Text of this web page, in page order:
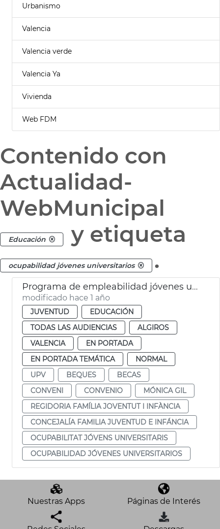
Urbanismo
Valencia
Valencia verde
Valencia Ya
Vivienda
Web FDM
Contenido con
Actualidad-
WebMunicipal
Educación y etiqueta
ocupabilidad jóvenes universitarios .
Programa de empleabilidad jóvenes universitarios UPV
modificado hace 1 año
JUVENTUD
EDUCACIÓN
TODAS LAS AUDIENCIAS
ALGIROS
VALENCIA
EN PORTADA
EN PORTADA TEMÁTICA
NORMAL
UPV
BEQUES
BECAS
CONVENI
CONVENIO
MÓNICA GIL
REGIDORIA FAMÍLIA JOVENTUT I INFÀNCIA
CONCEJALÍA FAMILIA JUVENTUD E INFÁNCIA
OCUPABILITAT JÓVENS UNIVERSITARIS
OCUPABILIDAD JÓVENES UNIVERSITARIOS
Nuestras Apps Páginas de Interés